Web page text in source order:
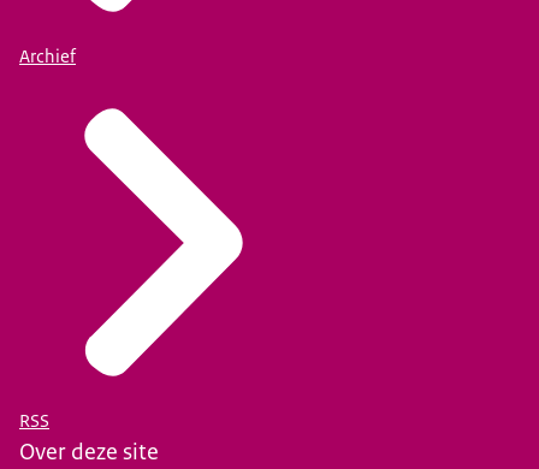
Archief
RSS
Over deze site